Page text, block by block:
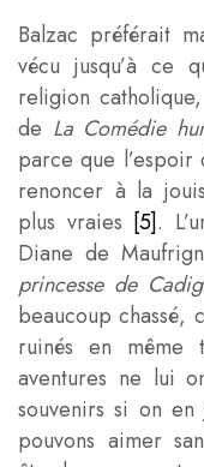
Balzac préférait
vécu jusqu’à ce
religion
de La Comédie
parce que
renoncer à la
plus vraies [5].
Diane de
princesse de
beaucoup chassé,
ruinés en même
aventures ne lui
souvenirs si on
pouvons aimer